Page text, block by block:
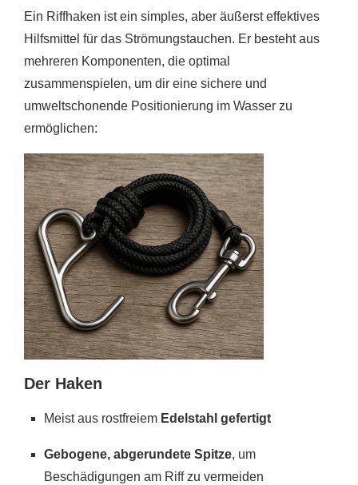
Ein Riffhaken ist ein simples, aber äußerst effektives
Hilfsmittel für das Strömungstauchen. Er besteht aus
mehreren Komponenten, die optimal
zusammenspielen, um dir eine sichere und
umweltschonende Positionierung im Wasser zu
ermöglichen:
Der Haken
Meist aus rostfreiem Edelstahl gefertigt
Gebogene, abgerundete Spitze, um
Beschädigungen am Riff zu vermeiden